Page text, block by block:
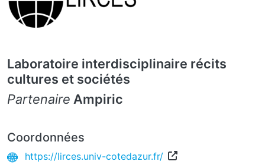
Laboratoire interdisciplinaire récits
cultures et sociétés
Partenaire Ampiric
Coordonnées
https://lirces.univ-cotedazur.fr/